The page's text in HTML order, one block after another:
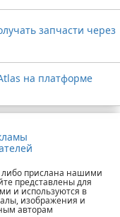
запчасти через
на платформе
либо прислана нашими
представлены для
и используются в
изображения и
авторам